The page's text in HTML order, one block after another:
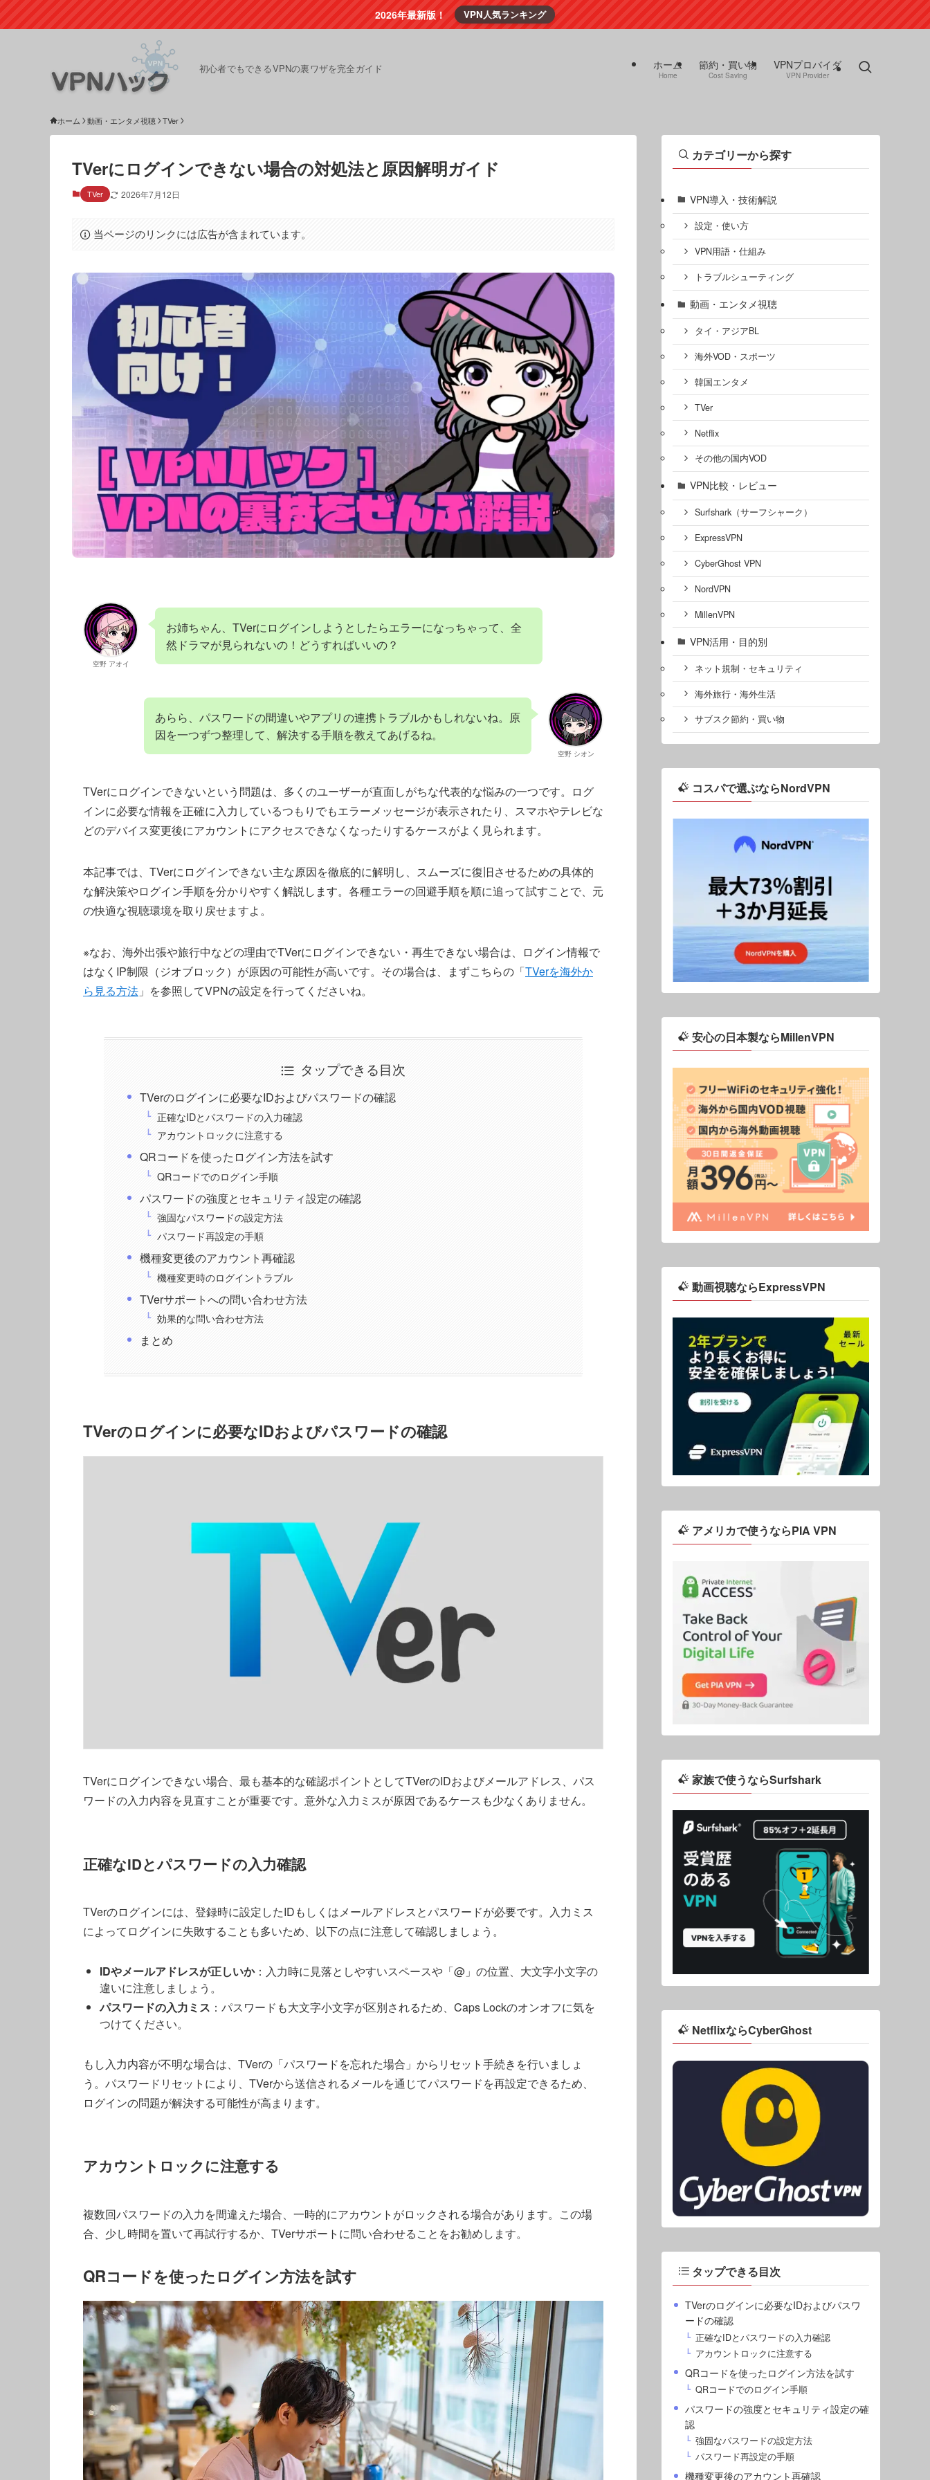
2026年最新版！ VPN人気ランキング
初心者でもできるVPNの裏ワザを完全ガイド ホーム
Home
節約・買い物
Cost Saving
VPNプロバイダ
VPN Provider
ホーム 動画・エンタメ視聴 TVer
TVerにログインできない場合の対処法と原因解明ガイド
TVer 2026年7月12日
当ページのリンクには広告が含まれています。
空野 アオイ
お姉ちゃん、TVerにログインしようとしたらエラーになっちゃって、全
然ドラマが見られないの！どうすればいいの？
空野 シオン
あらら、パスワードの間違いやアプリの連携トラブルかもしれないね。原
因を一つずつ整理して、解決する手順を教えてあげるね。
TVerにログインできないという問題は、多くのユーザーが直面しがちな代表的な悩みの一つです。ログ
インに必要な情報を正確に入力しているつもりでもエラーメッセージが表示されたり、スマホやテレビな
どのデバイス変更後にアカウントにアクセスできなくなったりするケースがよく見られます。
本記事では、TVerにログインできない主な原因を徹底的に解明し、スムーズに復旧させるための具体的
な解決策やログイン手順を分かりやすく解説します。各種エラーの回避手順を順に追って試すことで、元
の快適な視聴環境を取り戻せますよ。
※なお、海外出張や旅行中などの理由でTVerにログインできない・再生できない場合は、ログイン情報で
はなくIP制限（ジオブロック）が原因の可能性が高いです。その場合は、まずこちらの「TVerを海外か
ら見る方法 」を参照してVPNの設定を行ってくださいね。
タップできる目次
TVerのログインに必要なIDおよびパスワードの確認
正確なIDとパスワードの入力確認
アカウントロックに注意する
QRコードを使ったログイン方法を試す
QRコードでのログイン手順
パスワードの強度とセキュリティ設定の確認
強固なパスワードの設定方法
パスワード再設定の手順
機種変更後のアカウント再確認
機種変更時のログイントラブル
TVerサポートへの問い合わせ方法
効果的な問い合わせ方法
まとめ
TVerのログインに必要なIDおよびパスワードの確認
TVerにログインできない場合、最も基本的な確認ポイントとしてTVerのIDおよびメールアドレス、パス
ワードの入力内容を見直すことが重要です。意外な入力ミスが原因であるケースも少なくありません。
正確なIDとパスワードの入力確認
TVerのログインには、登録時に設定したIDもしくはメールアドレスとパスワードが必要です。入力ミス
によってログインに失敗することも多いため、以下の点に注意して確認しましょう。
IDやメールアドレスが正しいか：入力時に見落としやすいスペースや「@」の位置、大文字小文字の
違いに注意しましょう。
パスワードの入力ミス ：パスワードも大文字小文字が区別されるため、Caps Lockのオンオフに気を
つけてください。
もし入力内容が不明な場合は、TVerの「パスワードを忘れた場合」からリセット手続きを行いましょ
う。パスワードリセットにより、TVerから送信されるメールを通じてパスワードを再設定できるため、
ログインの問題が解決する可能性が高まります。
アカウントロックに注意する
複数回パスワードの入力を間違えた場合、一時的にアカウントがロックされる場合があります。この場
合、少し時間を置いて再試行するか、TVerサポートに問い合わせることをお勧めします。
QRコードを使ったログイン方法を試す
カテゴリーから探す
VPN導入・技術解説
設定・使い方
VPN用語・仕組み
トラブルシューティング
動画・エンタメ視聴
タイ・アジアBL
海外VOD・スポーツ
韓国エンタメ
TVer
Netflix
その他の国内VOD
VPN比較・レビュー
Surfshark（サーフシャーク）
ExpressVPN
CyberGhost VPN
NordVPN
MillenVPN
VPN活用・目的別
ネット規制・セキュリティ
海外旅行・海外生活
サブスク節約・買い物
コスパで選ぶならNordVPN
安心の日本製ならMillenVPN
動画視聴ならExpressVPN
アメリカで使うならPIA VPN
家族で使うならSurfshark
NetflixならCyberGhost
タップできる目次
TVerのログインに必要なIDおよびパスワ
ードの確認
正確なIDとパスワードの入力確認
アカウントロックに注意する
QRコードを使ったログイン方法を試す
QRコードでのログイン手順
パスワードの強度とセキュリティ設定の確
認
強固なパスワードの設定方法
パスワード再設定の手順
機種変更後のアカウント再確認